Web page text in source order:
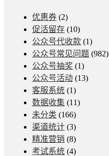
优惠券 (2)
促活留存 (10)
公众号代收款 (1)
公众号常见问题 (982)
公众号抽奖 (1)
公众号活动 (13)
客服系统 (1)
数据收集 (11)
未分类 (166)
渠道统计 (3)
精准营销 (8)
考试系统 (4)